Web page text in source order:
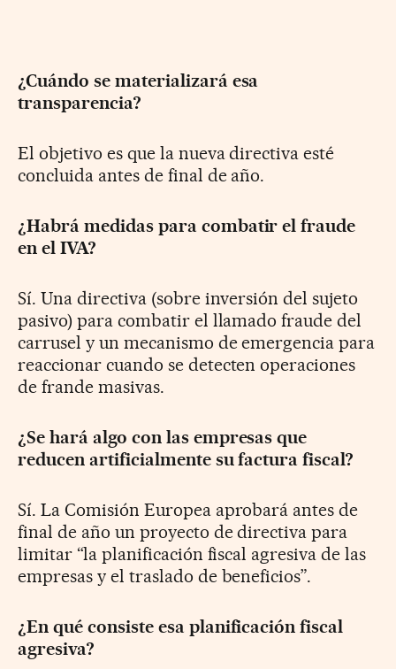
¿Cuándo se materializará esa
transparencia?
El objetivo es que la nueva directiva esté
concluida antes de final de año.
¿Habrá medidas para combatir el fraude
en el IVA?
Sí. Una directiva (sobre inversión del sujeto
pasivo) para combatir el llamado fraude del
carrusel y un mecanismo de emergencia para
reaccionar cuando se detecten operaciones
de frande masivas.
¿Se hará algo con las empresas que
reducen artificialmente su factura fiscal?
Sí. La Comisión Europea aprobará antes de
final de año un proyecto de directiva para
limitar “la planificación fiscal agresiva de las
empresas y el traslado de beneficios”.
¿En qué consiste esa planificación fiscal
agresiva?